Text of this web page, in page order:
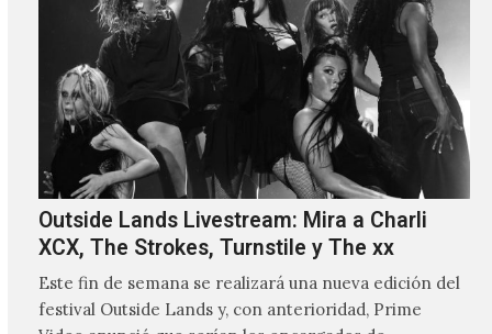
Outside Lands Livestream: Mira a Charli
XCX, The Strokes, Turnstile y The xx
Este fin de semana se realizará una nueva edición del
festival Outside Lands y, con anterioridad, Prime